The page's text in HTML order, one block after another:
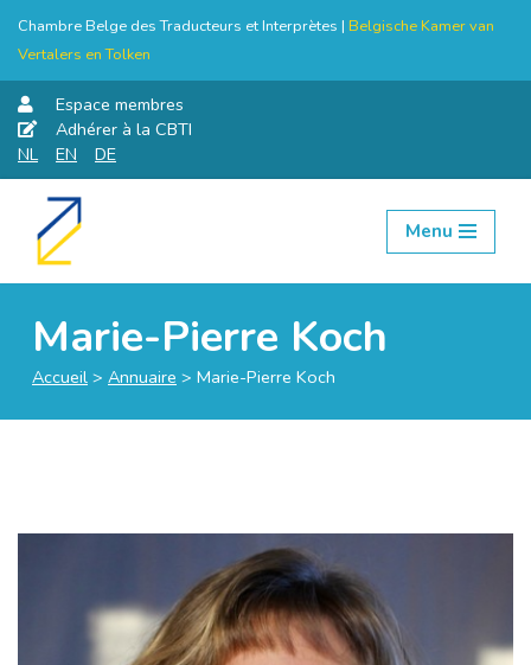
Chambre Belge des Traducteurs et Interprètes | Belgische Kamer van
Vertalers en Tolken
Espace membres
Adhérer à la CBTI
NL
EN DE
Aller
Menu
Marie-Pierre Koch
Accueil > Annuaire > Marie-Pierre Koch